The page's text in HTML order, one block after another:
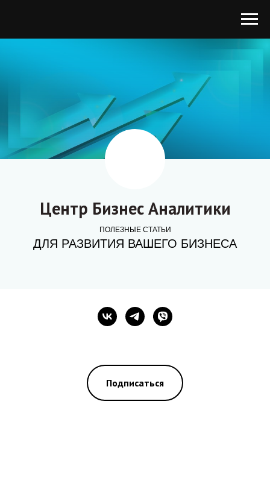
Центр Бизнес Аналитики
ПОЛЕЗНЫЕ СТАТЬИ
ДЛЯ РАЗВИТИЯ ВАШЕГО БИЗНЕСА
Подписаться